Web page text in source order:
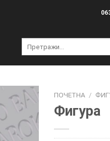
ПОЧЕТНА /
Фигура